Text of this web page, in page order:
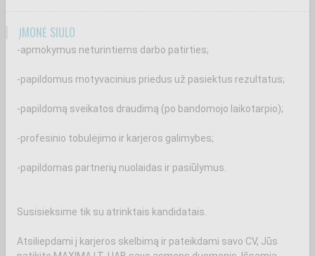
ĮMONĖ SIŪLO
-apmokymus neturintiems darbo patirties;
-papildomus motyvacinius priedus už pasiektus rezultatus;
-papildomą sveikatos draudimą (po bandomojo laikotarpio);
-profesinio tobulėjimo ir karjeros galimybes;
-papildomas partnerių nuolaidas ir pasiūlymus.
Susisieksime tik su atrinktais kandidatais.
Atsiliepdami į karjeros skelbimą ir pateikdami savo CV, Jūs